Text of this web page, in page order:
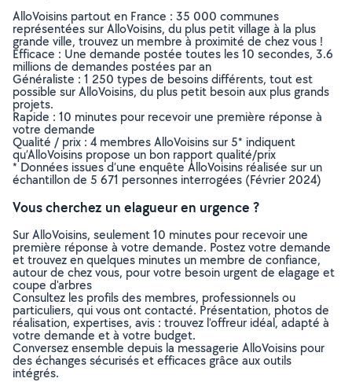
AlloVoisins partout en France : 35 000 communes
représentées sur AlloVoisins, du plus petit village à la plus
grande ville, trouvez un membre à proximité de chez vous !
Efficace : Une demande postée toutes les 10 secondes, 3.6
millions de demandes postées par an
Généraliste : 1 250 types de besoins différents, tout est
possible sur AlloVoisins, du plus petit besoin aux plus grands
projets.
Rapide : 10 minutes pour recevoir une première réponse à
votre demande
Qualité / prix : 4 membres AlloVoisins sur 5* indiquent
qu’AlloVoisins propose un bon rapport qualité/prix
* Données issues d’une enquête AlloVoisins réalisée sur un
échantillon de 5 671 personnes interrogées (Février 2024)
Vous cherchez un elagueur en urgence ?
Sur AlloVoisins, seulement 10 minutes pour recevoir une
première réponse à votre demande. Postez votre demande
et trouvez en quelques minutes un membre de confiance,
autour de chez vous, pour votre besoin urgent de elagage et
coupe d'arbres
Consultez les profils des membres, professionnels ou
particuliers, qui vous ont contacté. Présentation, photos de
réalisation, expertises, avis : trouvez l'offreur idéal, adapté à
votre demande et à votre budget.
Conversez ensemble depuis la messagerie AlloVoisins pour
des échanges sécurisés et efficaces grâce aux outils
intégrés.